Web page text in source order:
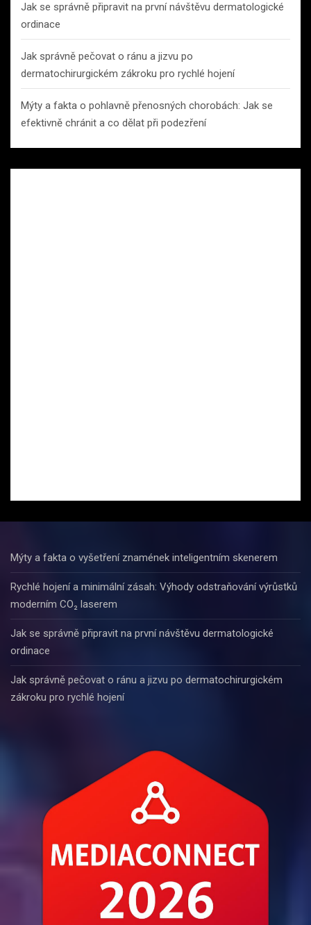
Jak se správně připravit na první návštěvu dermatologické
ordinace
Jak správně pečovat o ránu a jizvu po
dermatochirurgickém zákroku pro rychlé hojení
Mýty a fakta o pohlavně přenosných chorobách: Jak se
efektivně chránit a co dělat při podezření
Mýty a fakta o vyšetření znamének inteligentním skenerem
Rychlé hojení a minimální zásah: Výhody odstraňování výrůstků
moderním CO₂ laserem
Jak se správně připravit na první návštěvu dermatologické
ordinace
Jak správně pečovat o ránu a jizvu po dermatochirurgickém
zákroku pro rychlé hojení